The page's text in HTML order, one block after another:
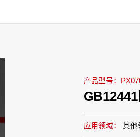
产品型号：
应用领域： 其他